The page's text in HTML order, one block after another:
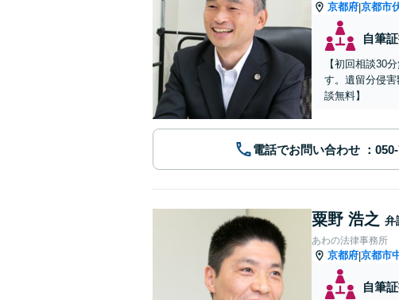
京都府|京都市
自筆
【初回相談30
す。遺留分侵
談無料】
電話でお問い合わせ
粟野 浩之 弁
あわの法律事務所
京都府|京都市
自筆